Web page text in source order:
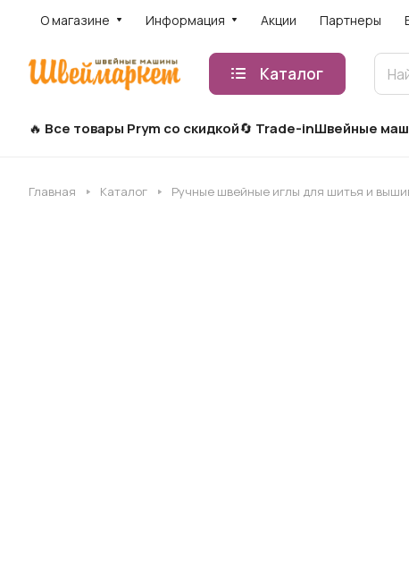
О магазине Информация Акции Партнеры
Каталог
Все товары Prym со скидкой Trade-inШвейные
Главная Каталог Ручные швейные иглы для шитья и